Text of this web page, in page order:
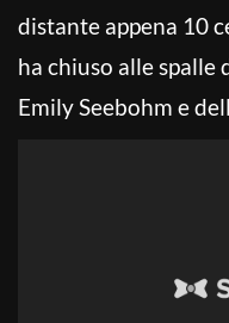
distante appena 10
ha chiuso alle spalle
Emily Seebohm e